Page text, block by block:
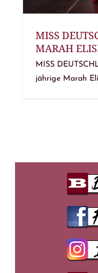
MISS
MARAH
MISS
jährige Marah